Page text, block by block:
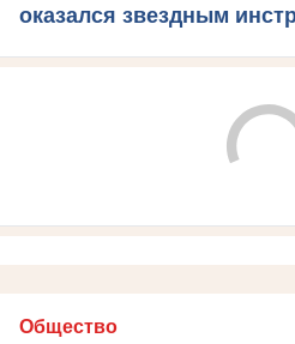
оказался звездным
Общество